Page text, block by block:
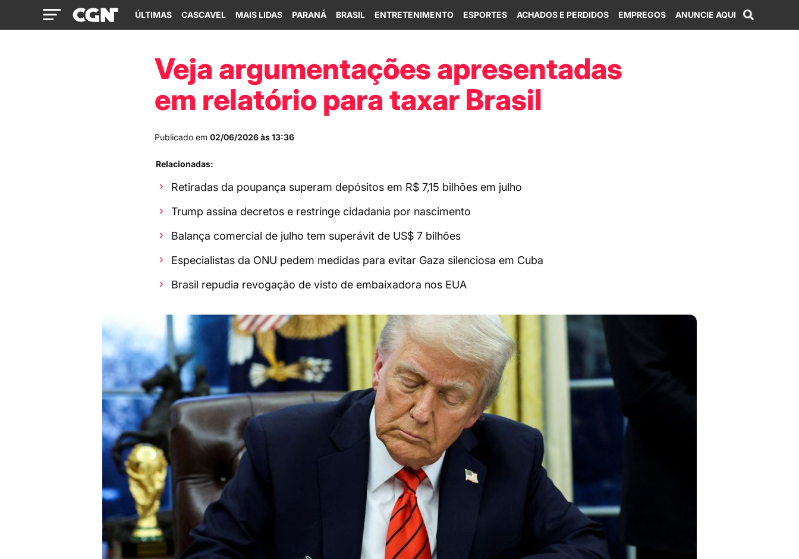
ÚLTIMAS CASCAVEL MAIS LIDAS PARANÁ BRASIL ENTRETENIMENTO ESPORTES ACHADOS E PERDIDOS EMPREGOS ANUNCIE AQUI
Veja argumentações apresentadas
em relatório para taxar Brasil
Publicado em 02/06/2026 às 13:36
Relacionadas:
Retiradas da poupança superam depósitos em R$ 7,15 bilhões em julho
Trump assina decretos e restringe cidadania por nascimento
Balança comercial de julho tem superávit de US$ 7 bilhões
Especialistas da ONU pedem medidas para evitar Gaza silenciosa em Cuba
Brasil repudia revogação de visto de embaixadora nos EUA